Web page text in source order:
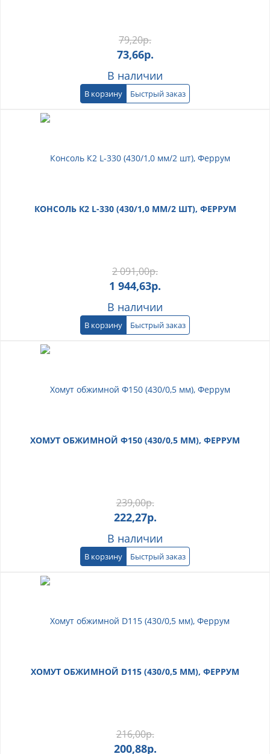
79,20р.
73,66р.
В наличии
В корзину Быстрый заказ
КОНСОЛЬ К2 L-330 (430/1,0 ММ/2 ШТ), ФЕРРУМ
2 091,00р.
1 944,63р.
В наличии
В корзину Быстрый заказ
ХОМУТ ОБЖИМНОЙ Ф150 (430/0,5 ММ), ФЕРРУМ
239,00р.
222,27р.
В наличии
В корзину Быстрый заказ
ХОМУТ ОБЖИМНОЙ D115 (430/0,5 ММ), ФЕРРУМ
216,00р.
200,88р.